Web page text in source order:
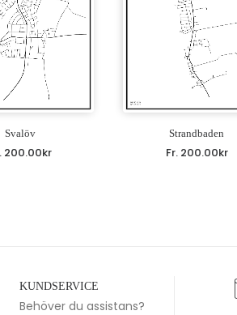
Svalöv
200.00kr
Strandbaden
Fr. 200.00kr
KUNDSERVICE
Behöver du assistans?